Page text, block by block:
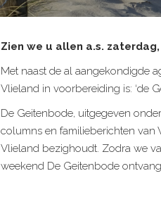
Zien we u allen a.s.
Met naast de al aangekondigde
Vlieland in voorbereiding is: ‘de
De Geitenbode, uitgegeven
columns en familieberichten van
Vlieland bezighoudt. Zodra we
weekend De Geitenbode